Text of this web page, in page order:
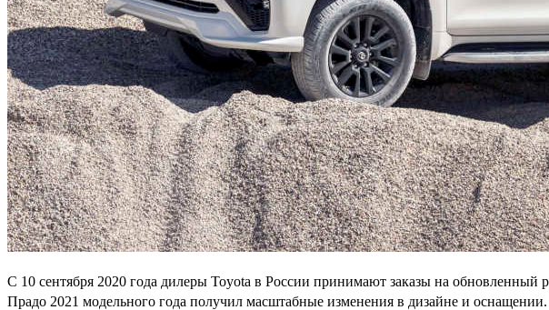
С 10 сентября 2020 года дилеры Toyota в России принимают заказы на
Прадо 2021 модельного года получил масштабные изменения в дизайне и оснащении.